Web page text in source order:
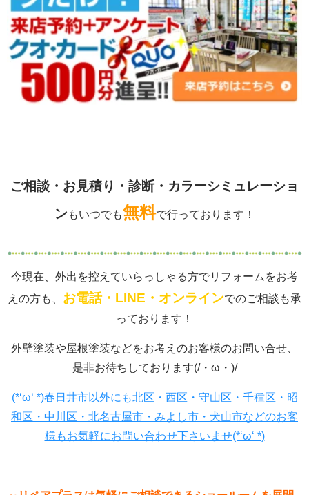
ご相談・お見積り・診断・カラーシミュレーショ
ン もいつでも無料で行っております！
今現在、外出を控えていらっしゃる方でリフォームをお考
えの方も、 お電話・LINE・オンラインでのご相談も承
っております！
外壁塗装や屋根塗装などをお考えのお客様のお問い合せ、
是非お待ちしております(/・ω・)/
(*‘ω‘ *)春日井市以外にも北区・西区・守山区・千種区・昭
和区・中川区・北名古屋市・みよし市・犬山市などのお客
様もお気軽にお問い合わせ下さいませ(*‘ω‘ *)